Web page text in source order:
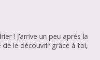
! J’arrive un peu après la
de le découvrir grâce à toi,